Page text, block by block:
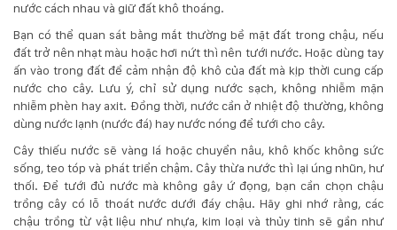
573
Nguyễn
Hữu
Thọ
-
Cẩm
Lệ
Đà
nẵng
nước cách nhau và giữ đất khô thoáng.
Bạn có thể quan sát bằng mắt thường bề mặt đất trong chậu, nếu
đất trở nên nhạt màu hoặc hơi nứt thì nên tưới nước. Hoặc dùng tay
ấn vào trong đất để cảm nhận độ khô của đất mà kịp thời cung cấp
nước cho cây. Lưu ý, chỉ sử dụng nước sạch, không nhiễm mặn
nhiễm phèn hay axit. Đồng thời, nước cần ở nhiệt độ thường, không
dùng nước lạnh (nước đá) hay nước nóng để tưới cho cây.
Cây thiếu nước sẽ vàng lá hoặc chuyển nâu, khô khốc không sức
sống, teo tóp và phát triển chậm. Cây thừa nước thì lại úng nhũn, hư
thối. Để tưới đủ nước mà không gây ứ đọng, bạn cần chọn chậu
trồng cây có lỗ thoát nước dưới đáy chậu. Hãy ghi nhớ rằng, các
chậu trồng từ vật liệu như nhựa, kim loại và thủy tinh sẽ gần như